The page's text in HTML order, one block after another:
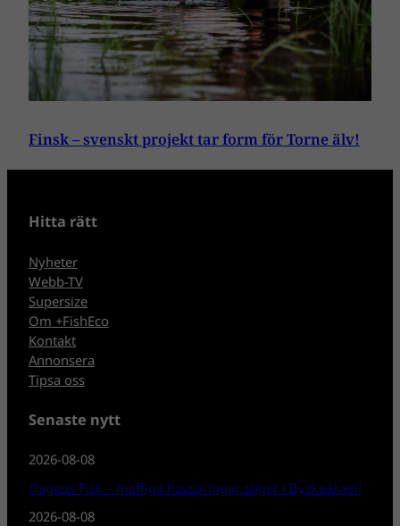
Finsk – svenskt projekt tar form för Torne älv!
Hitta rätt
Nyheter
Webb-TV
Supersize
Om +FishEco
Kontakt
Annonsera
Tipsa oss
Senaste nytt
2026-08-08
Dagens Fisk – maffiga havsöringar stiger i Byskeälven!
2026-08-08